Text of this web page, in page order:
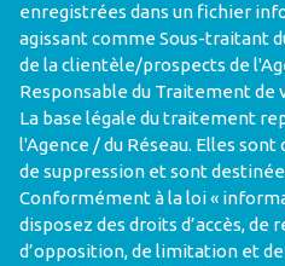
enregistrées dans un fichier
agissant comme Sous-traitant
de la clientèle/prospects de
Responsable du Traitement de
La base légale du traitement
l'Agence / du Réseau. Elles
de suppression et sont
Conformément à la loi «
disposez des droits d’accès,
d’opposition, de limitation et